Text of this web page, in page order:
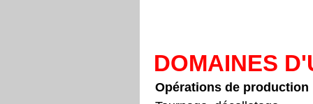
DOMAINES
Opérations de production